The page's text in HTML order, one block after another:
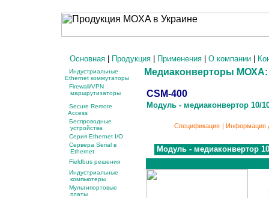
Основная Продукция Применения О компании
Индустриальные
Ethernet коммутаторы
Firewall/VPN
маршрутизаторы
Secure Remote
Access
Беспроводные
устройства
Серия Ethernet I/O
Сервера Serial в
Ethernet
Fieldbus решения
Индустриальные
компьютеры
Мультипортовые
платы
Медиаконверторы МОХА:
CSM-400
Модуль - медиаконвертор 10/
Спецификация | Информация
Модуль - медиаконвертор